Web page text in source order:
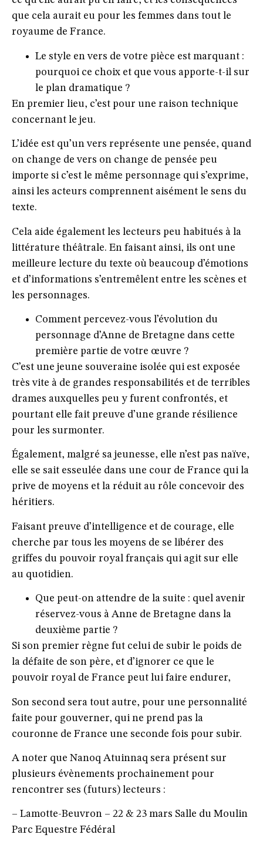
que cela aurait eu pour les femmes dans tout le
royaume de France.
Le style en vers de votre pièce est marquant :
pourquoi ce choix et que vous apporte-t-il sur
le plan dramatique ?
En premier lieu, c’est pour une raison technique
concernant le jeu.
L’idée est qu’un vers représente une pensée, quand
on change de vers on change de pensée peu
importe si c’est le même personnage qui s’exprime,
ainsi les acteurs comprennent aisément le sens du
texte.
Cela aide également les lecteurs peu habitués à la
littérature théâtrale. En faisant ainsi, ils ont une
meilleure lecture du texte où beaucoup d’émotions
et d’informations s’entremêlent entre les scènes et
les personnages.
Comment percevez-vous l’évolution du
personnage d’Anne de Bretagne dans cette
première partie de votre œuvre ?
C’est une jeune souveraine isolée qui est exposée
très vite à de grandes responsabilités et de terribles
drames auxquelles peu y furent confrontés, et
pourtant elle fait preuve d’une grande résilience
pour les surmonter.
Également, malgré sa jeunesse, elle n’est pas naïve,
elle se sait esseulée dans une cour de France qui la
prive de moyens et la réduit au rôle concevoir des
héritiers.
Faisant preuve d’intelligence et de courage, elle
cherche par tous les moyens de se libérer des
griffes du pouvoir royal français qui agit sur elle
au quotidien.
Que peut-on attendre de la suite : quel avenir
réservez-vous à Anne de Bretagne dans la
deuxième partie ?
Si son premier règne fut celui de subir le poids de
la défaite de son père, et d’ignorer ce que le
pouvoir royal de France peut lui faire endurer,
Son second sera tout autre, pour une personnalité
faite pour gouverner, qui ne prend pas la
couronne de France une seconde fois pour subir.
A noter que Nanoq Atuinnaq sera présent sur
plusieurs évènements prochainement pour
rencontrer ses (futurs) lecteurs :
– Lamotte-Beuvron – 22 & 23 mars Salle du Moulin
Parc Equestre Fédéral